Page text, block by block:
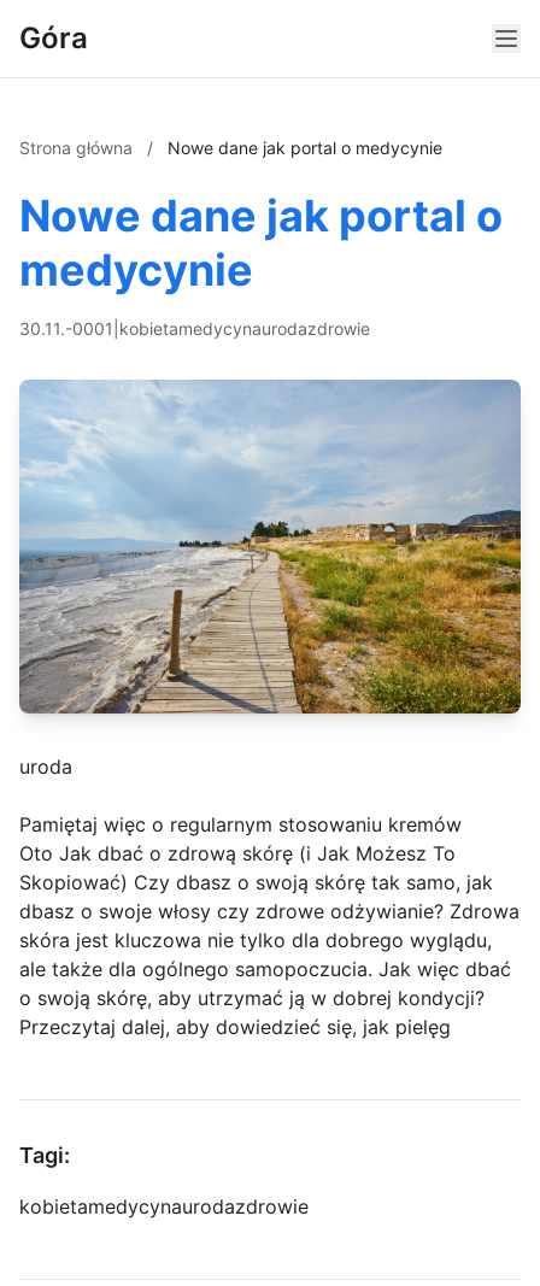
Góra
Strona główna / Nowe dane jak portal o medycynie
Nowe dane jak portal o
medycynie
30.11.-0001 kobietamedycynaurodazdrowie
uroda
Pamiętaj więc o regularnym stosowaniu kremów
Oto Jak dbać o zdrową skórę (i Jak Możesz To
Skopiować) Czy dbasz o swoją skórę tak samo, jak
dbasz o swoje włosy czy zdrowe odżywianie? Zdrowa
skóra jest kluczowa nie tylko dla dobrego wyglądu,
ale także dla ogólnego samopoczucia. Jak więc dbać
o swoją skórę, aby utrzymać ją w dobrej kondycji?
Przeczytaj dalej, aby dowiedzieć się, jak pielęg
Tagi:
kobietamedycynaurodazdrowie